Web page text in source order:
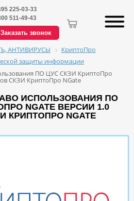
225-03-33
511-49-43
Заказать звонок
АНТИВИРУСЫ
КриптоПро
защиты информации
ПО ЦУС СКЗИ КриптоПро
СКЗИ КриптоПро NGate
ИСПОЛЬЗОВАНИЯ ПО
NGATE ВЕРСИИ 1.0
КРИПТОПРО NGATE